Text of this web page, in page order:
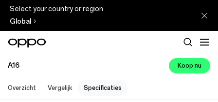
Select your country or region
Global
A16 Koop nu
Overzicht Vergelijk Specificaties